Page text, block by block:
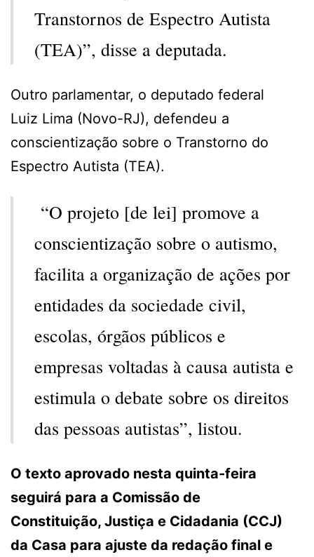
Transtornos de Espectro Autista
(TEA)”, disse a deputada.
Outro parlamentar, o deputado federal
Luiz Lima (Novo-RJ), defendeu a
conscientização sobre o Transtorno do
Espectro Autista (TEA).
“O projeto [de lei] promove a
conscientização sobre o autismo,
facilita a organização de ações por
entidades da sociedade civil,
escolas, órgãos públicos e
empresas voltadas à causa autista e
estimula o debate sobre os direitos
das pessoas autistas”, listou.
O texto aprovado nesta quinta-feira
seguirá para a Comissão de
Constituição, Justiça e Cidadania (CCJ)
da Casa para ajuste da redação final e